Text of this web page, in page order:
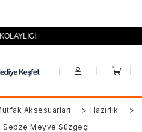
Aksesuarları > Hazırlık
>
Sebze Meyve Süzgeçi